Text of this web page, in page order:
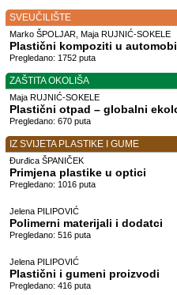
SVEUČILIŠTE
Marko ŠPOLJAR, Maja RUJNIĆ-SOKELE
Plastični kompoziti u
Pregledano: 1752 puta
ZAŠTITA OKOLIŠA
Maja RUJNIĆ-SOKELE
Plastični otpad – globalni
Pregledano: 670 puta
IZ SVIJETA PLASTIKE I GUME
Đurđica ŠPANIČEK
Primjena plastike u optici
Pregledano: 1016 puta
Jelena PILIPOVIĆ
Polimerni materijali i dodatci
Pregledano: 516 puta
Jelena PILIPOVIĆ
Plastični i gumeni proizvodi
Pregledano: 416 puta